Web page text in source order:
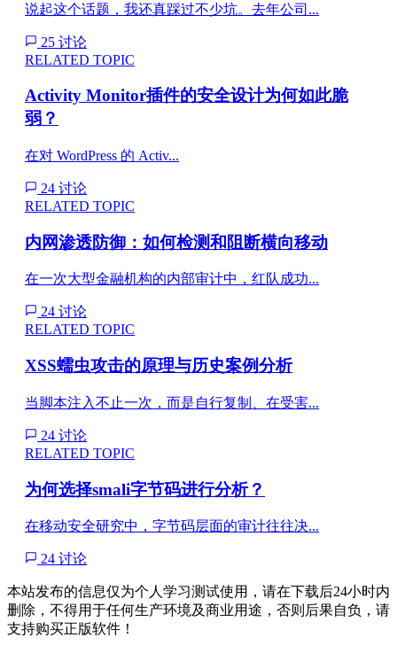
说起这个话题，我还真踩过不少坑。去年公司...
25 讨论
RELATED TOPIC
Activity Monitor插件的安全设计为何如此脆
弱？
在对 WordPress 的 Activ...
24 讨论
RELATED TOPIC
内网渗透防御：如何检测和阻断横向移动
在一次大型金融机构的内部审计中，红队成功...
24 讨论
RELATED TOPIC
XSS蠕虫攻击的原理与历史案例分析
当脚本注入不止一次，而是自行复制、在受害...
24 讨论
RELATED TOPIC
为何选择smali字节码进行分析？
在移动安全研究中，字节码层面的审计往往决...
24 讨论
本站发布的信息仅为个人学习测试使用，请在下载后24小时内
删除，不得用于任何生产环境及商业用途，否则后果自负，请
支持购买正版软件！